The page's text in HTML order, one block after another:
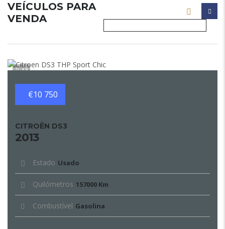
VEÍCULOS PARA
VENDA
13
€10 750
CITROËN DS3
2013
Estado Usado
Quilómetros 157000 Km
Combustível Gasolina